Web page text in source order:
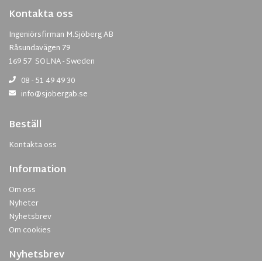
Kontakta oss
Ingeniörsfirman M.Sjöberg AB
Råsundavägen 79
169 57 SOLNA - Sweden
08 - 51 49 49 30
info@sjobergab.se
Beställ
Kontakta oss
Information
Om oss
Nyheter
Nyhetsbrev
Om cookies
Nyhetsbrev